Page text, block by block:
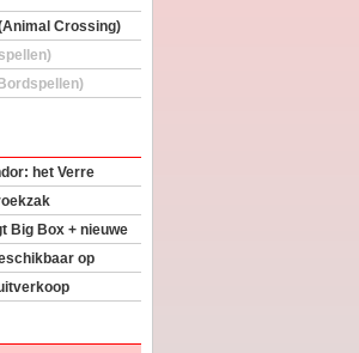
Crossing)
het Verre
Big Box + nieuwe
op